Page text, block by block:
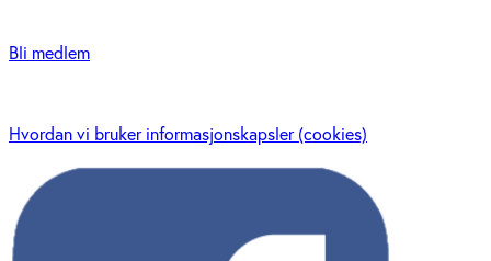
Bli medlem
Hvordan vi bruker informasjonskapsler (cookies)